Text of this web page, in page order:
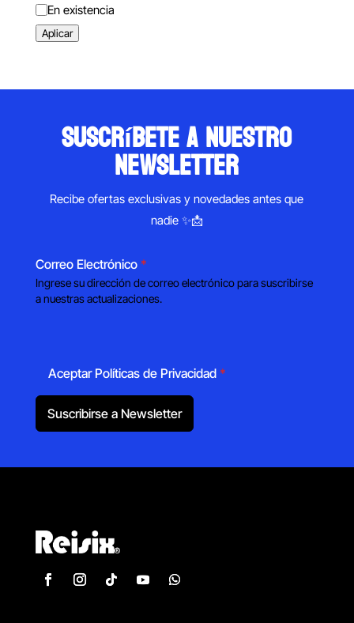
Estado
En existencia
Aplicar
suscríbete a nuestro
newsletter
Recibe ofertas exclusivas y novedades antes que
nadie ✨📩
Correo Electrónico *
Ingrese su dirección de correo electrónico para suscribirse
a nuestras actualizaciones.
Aceptar Políticas de Privacidad *
Suscribirse a Newsletter